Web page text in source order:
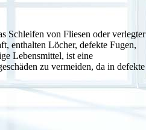
Schleifen von Fliesen oder verlegter
enthalten Löcher, defekte Fugen,
Lebensmittel, ist eine
zu vermeiden, da in defekte